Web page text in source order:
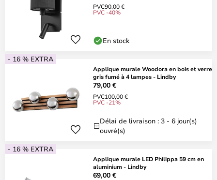
PVC90,00 €
PVC -40%
En stock
- 16 % EXTRA
Applique murale Woodora en bois et verre
gris fumé à 4 lampes - Lindby
79,00 €
PVC100,00 €
PVC -21%
Délai de livraison : 3 - 6 jour(s)
ouvré(s)
- 16 % EXTRA
Applique murale LED Philippa 59 cm en
aluminium - Lindby
69,00 €